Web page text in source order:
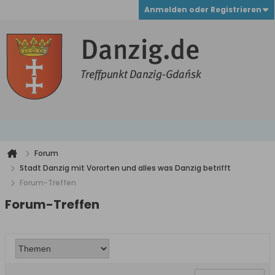
Anmelden oder Registrieren
Forum
Stadt Danzig mit Vororten und alles was Danzig betrifft
Forum-Treffen
Forum-Treffen